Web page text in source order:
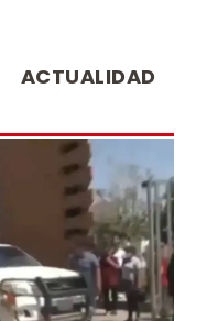
ACTUALIDAD